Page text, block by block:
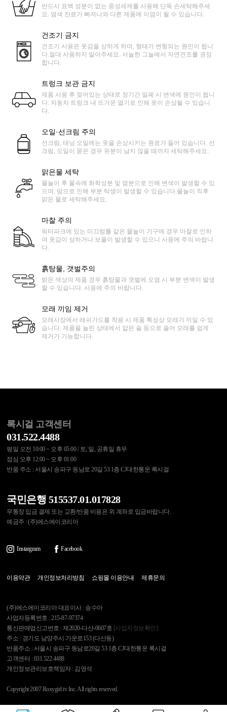
반드시 표백 성분이 없는 중성세제를 사용해 단독 손세탁해주세
요. 염색 잔료가 빠져나와 다른 제품에 이염이 될 수 있습니다.
건조기 금지
건조기 사용은 옷감을 상하게 하며, 형태가 변형되는 원인이 됩니
다.절대 사용하지 말아주세요. 서늘한 그늘에서 자연건조를 권장
합니다.
트렁크 보관 금지
제품 사용 후 젖어있는 상태로 장기간 밀폐 시 변색에 원인이 됩니
다. 자동차 트렁크 내 뜨거운 열기로 인해 옷이 손상될 수 있습니
다.
오일·선크림 주의
선크림, 태닝 오일에는 옷을 손상시키는 원료가 들어 있습니다. 선
크림, 오일이 묻은 경우 유분이 남지 않을 때까지 세탁해주세요.
맑은물 세탁
물놀이 후 물속에 화학성분 및 염분으로 인해 변색이 발생할 수 있
으며, 땀으로 인해 부분 탁생이 발생할 수 있습니다.물놀이 직후
맑은 물로 세탁해주세요.
마찰 주의
워터파크에 있는 미끄럼틀 같은 물놀이 기구에 경우 마찰로 인하
여 옷감이 상하거나 보풀이 발생할 수 있으니 사용에 주의 바랍니
다.
흙탕물, 갯벌주의
밝은 색상의 제품 경우 흙탕물과 갯벌에 오염 시 부분 변색이 발생
할 수 있습니다. 사용에 주의 바랍니다.
모래 끼임 제거
모래사장에서 래쉬가드를 착용 시 제품 특성상 모래가 끼일 수 있
습니다. 제품을 늘린 상태에서 얇은 솔 등으로 쓸어 모래를 쉽게
제거가 가능합니다.
록시걸 고객센터
031.522.4488
평일 오전 10:00 ~ 오후 05:00 / 토, 일, 공휴일 휴무
점심 오후 12:00 ~ 오후 01:00
반품 주소 : 서울시 송파구 동남로 20길 53 1층 CJ대한통운 록시걸
국민은행 515537.01.017828
무통장 입금 결제 또는 교환/반품 비용은 위 계좌로 입금바랍니다.
예금주 : (주)에스에이코리아
Instargram Facebook
이용약관 개인정보처리방침 쇼핑몰 이용안내 제휴문의
(주)에스에이코리아 대표이사 : 송수아
사업자등록번호 : 215-87-97374
통신판매업신고번호 : 제2020-다산-0607호 [사업자정보확인]
주소 : 경기도 남양주시 가운로153 (다산동)
반품주소 : 서울시 송파구 동남로20길 53 1층 CJ대한통운 록시걸
고객센터 : 031.522.4488
개인정보관리보호책임자 : 김영석
Copyright 2007 Roxygirl.tv Inc. All rights reserved.